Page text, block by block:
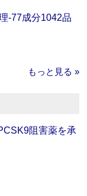
‐77成分1042品
もっと見る »
阻害薬を承